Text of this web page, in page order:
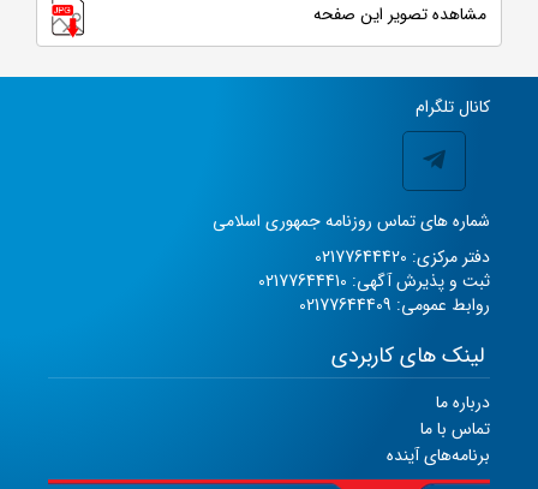
مشاهده تصویر این صفحه
کانال تلگرام
شماره های تماس روزنامه جمهوری اسلامی
دفتر مرکزی: 02177644420
ثبت و پذیرش آگهی: 02177644410
روابط عمومی: 02177644409
لینک های کاربردی
درباره ما
تماس با ما
برنامه‌های آینده